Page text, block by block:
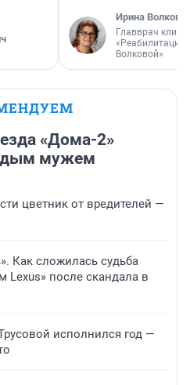
Ирина Волкова
Главврач
«Реабилитация
Волковой»
«Дома-2»
мужем
цветник от вредителей —
Как сложилась судьба
Lexus» после скандала в
исполнился год —